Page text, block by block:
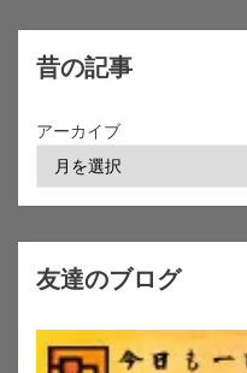
昔の記事
アーカイブ
友達のブログ